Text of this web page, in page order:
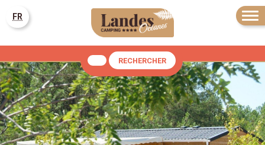
FR
RECHERCHER